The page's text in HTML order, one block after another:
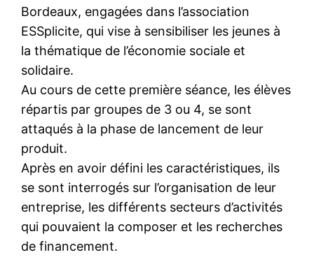
Bordeaux, engagées dans l’association
ESSplicite, qui vise à sensibiliser les jeunes à
la thématique de l’économie sociale et
solidaire.
Au cours de cette première séance, les élèves
répartis par groupes de 3 ou 4, se sont
attaqués à la phase de lancement de leur
produit.
Après en avoir défini les caractéristiques, ils
se sont interrogés sur l’organisation de leur
entreprise, les différents secteurs d’activités
qui pouvaient la composer et les recherches
de financement.